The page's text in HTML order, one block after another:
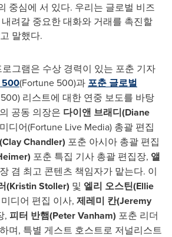
중심에 서 있다. 우리는 글로벌 비즈
려갈 중요한대화와 거래를 촉진할
말했다.
로그램은 수상 경력이 있는 포춘 기자
500(Fortune 500)과 포춘 글로벌
리스트에 대한 연중 보도를 바탕
공동 의장은 다이앤 브래디(Diane
미디어(Fortune Live Media) 총괄 편집
(Clay Chandler) 포춘 아시아 총괄 편집
) 포춘 특집 기사 총괄 편집장, 앨
겸 최고 콘텐츠 책임자가 맡는다. 이
(Kristin Stoller) 및 엘리 오스틴(Ellie
미디어 편집 이사, 제레미 칸(Jeremy
, 피터 반햄(Peter Vanham) 포춘 리더
며, 특별 게스트 호스트로 저널리스트